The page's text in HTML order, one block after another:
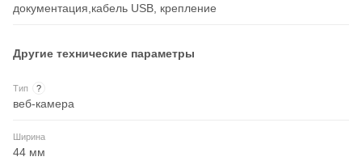
документация,кабель USB, крепление
Другие технические параметры
Тип ?
веб-камера
Ширина
44 мм